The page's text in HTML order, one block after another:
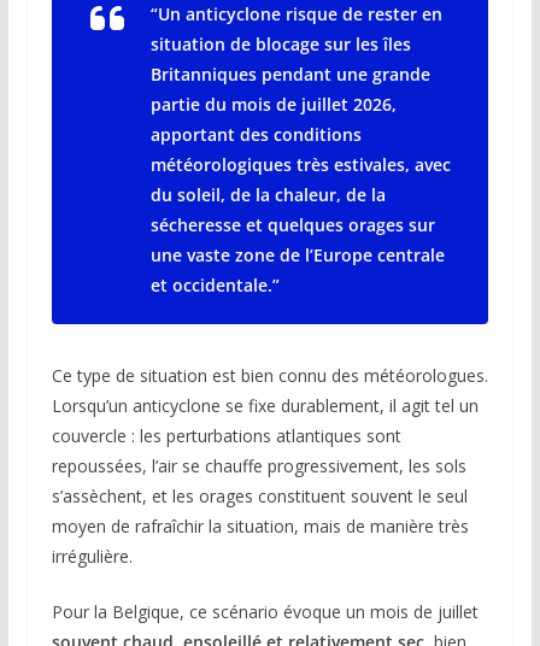
“Un anticyclone risque de rester en
situation de blocage sur les îles
Britanniques pendant une grande
partie du mois de juillet 2026,
apportant des conditions
météorologiques très estivales, avec
du soleil, de la chaleur, de la
sécheresse et quelques orages sur
une vaste zone de l’Europe centrale
et occidentale.”
Ce type de situation est bien connu des météorologues.
Lorsqu’un anticyclone se fixe durablement, il agit tel un
couvercle : les perturbations atlantiques sont
repoussées, l’air se chauffe progressivement, les sols
s’assèchent, et les orages constituent souvent le seul
moyen de rafraîchir la situation, mais de manière très
irrégulière.
Pour la Belgique, ce scénario évoque un mois de juillet
souvent chaud, ensoleillé et relativement sec, bien